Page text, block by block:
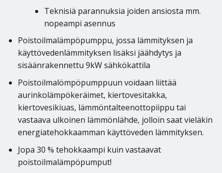
Teknisiä parannuksia joiden ansiosta mm.
nopeampi asennus
Poistoilmalämpöpumppu, jossa lämmityksen ja
käyttövedenlämmityksen lisäksi jäähdytys ja
sisäänrakennettu 9kW sähkökattila
Poistoilmalömpöpumppuun voidaan liittää
aurinkolämpökeräimet, kiertovesitakka,
kiertovesikiuas, lämmöntalteenottopiippu tai
vastaava ulkoinen lämmönlähde, jolloin saat vieläkin
energiatehokkaamman käyttöveden lämmityksen.
Jopa 30 % tehokkaampi kuin vastaavat
poistoilmalämpöpumput!